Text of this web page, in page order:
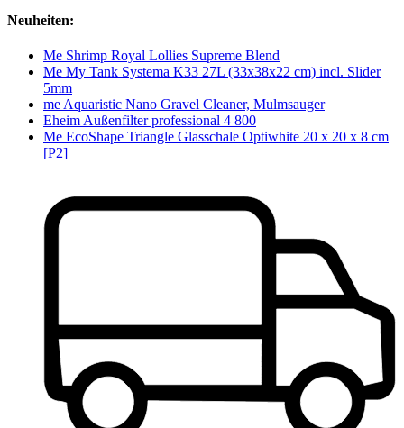
Neuheiten:
Me Shrimp Royal Lollies Supreme Blend
Me My Tank Systema K33 27L (33x38x22 cm) incl. Slider
5mm
me Aquaristic Nano Gravel Cleaner, Mulmsauger
Eheim Außenfilter professional 4 800
Me EcoShape Triangle Glasschale Optiwhite 20 x 20 x 8 cm
[P2]